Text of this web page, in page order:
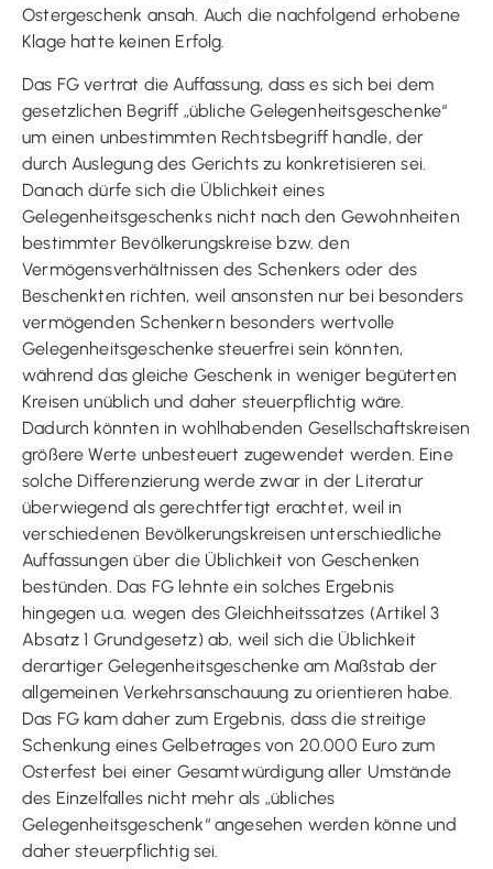
Ostergeschenk ansah. Auch die nachfolgend erhobene
Klage hatte keinen Erfolg.
Das FG vertrat die Auffassung, dass es sich bei dem
gesetzlichen Begriff „übliche Gelegenheitsgeschenke“
um einen unbestimmten Rechtsbegriff handle, der
durch Auslegung des Gerichts zu konkretisieren sei.
Danach dürfe sich die Üblichkeit eines
Gelegenheitsgeschenks nicht nach den Gewohnheiten
bestimmter Bevölkerungskreise bzw. den
Vermögensverhältnissen des Schenkers oder des
Beschenkten richten, weil ansonsten nur bei besonders
vermögenden Schenkern besonders wertvolle
Gelegenheitsgeschenke steuerfrei sein könnten,
während das gleiche Geschenk in weniger begüterten
Kreisen unüblich und daher steuerpflichtig wäre.
Dadurch könnten in wohlhabenden Gesellschaftskreisen
größere Werte unbesteuert zugewendet werden. Eine
solche Differenzierung werde zwar in der Literatur
überwiegend als gerechtfertigt erachtet, weil in
verschiedenen Bevölkerungskreisen unterschiedliche
Auffassungen über die Üblichkeit von Geschenken
bestünden. Das FG lehnte ein solches Ergebnis
hingegen u.a. wegen des Gleichheitssatzes (Artikel 3
Absatz 1 Grundgesetz) ab, weil sich die Üblichkeit
derartiger Gelegenheitsgeschenke am Maßstab der
allgemeinen Verkehrsanschauung zu orientieren habe.
Das FG kam daher zum Ergebnis, dass die streitige
Schenkung eines Gelbetrages von 20.000 Euro zum
Osterfest bei einer Gesamtwürdigung aller Umstände
des Einzelfalles nicht mehr als „übliches
Gelegenheitsgeschenk“ angesehen werden könne und
daher steuerpflichtig sei.